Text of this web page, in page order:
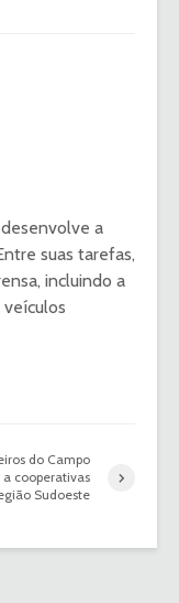
a
suas tarefas,
incluindo a
do Campo
a cooperativas
Sudoeste